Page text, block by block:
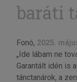
baráti
Fonó, 2025.
„Ide lábam ne
Garantált idén is
tánctanárok, a